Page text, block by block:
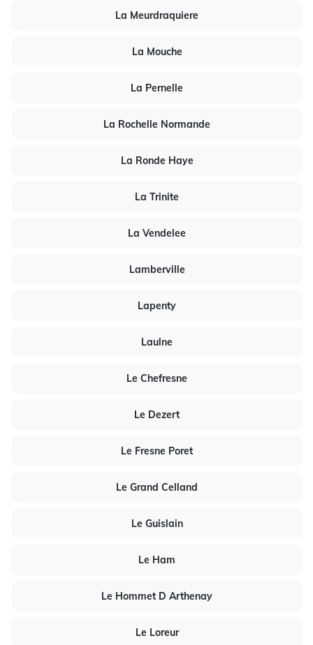
La Meurdraquiere
La Mouche
La Pernelle
La Rochelle Normande
La Ronde Haye
La Trinite
La Vendelee
Lamberville
Lapenty
Laulne
Le Chefresne
Le Dezert
Le Fresne Poret
Le Grand Celland
Le Guislain
Le Ham
Le Hommet D Arthenay
Le Loreur